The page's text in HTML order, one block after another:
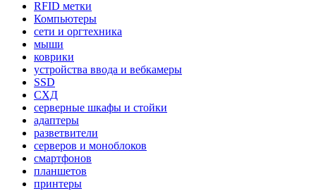
RFID метки
Компьютеры
сети и оргтехника
мыши
коврики
устройства ввода и вебкамеры
SSD
СХД
серверные шкафы и стойки
адаптеры
разветвители
серверов и моноблоков
смартфонов
планшетов
принтеры